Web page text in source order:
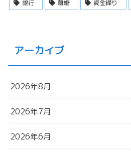
銀行
離婚 資金繰り
アーカイブ
2026年8月
2026年7月
2026年6月